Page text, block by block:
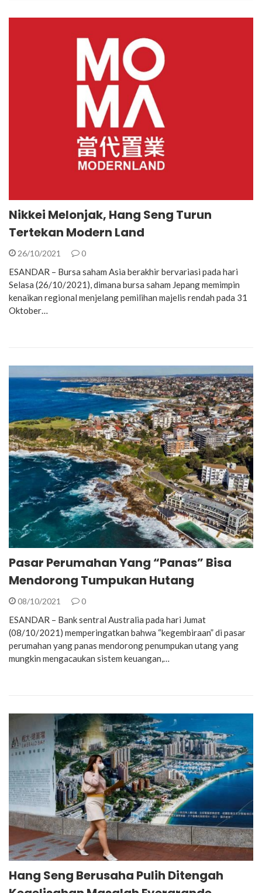
Nikkei Melonjak, Hang Seng Turun
Tertekan Modern Land
26/10/2021 0
ESANDAR – Bursa saham Asia berakhir bervariasi pada hari
Selasa (26/10/2021), dimana bursa saham Jepang memimpin
kenaikan regional menjelang pemilihan majelis rendah pada 31
Oktober…
Pasar Perumahan Yang “Panas” Bisa
Mendorong Tumpukan Hutang
08/10/2021 0
ESANDAR – Bank sentral Australia pada hari Jumat
(08/10/2021) memperingatkan bahwa “kegembiraan” di pasar
perumahan yang panas mendorong penumpukan utang yang
mungkin mengacaukan sistem keuangan,…
Hang Seng Berusaha Pulih Ditengah